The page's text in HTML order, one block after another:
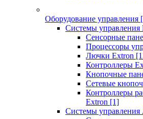
Оборудование управления
Системы управления
Сенсорные
Процессоры
Лючки Extron
Контроллеры
Кнопочные
Сетевые
Контроллеры
Extron [1]
Системы управления